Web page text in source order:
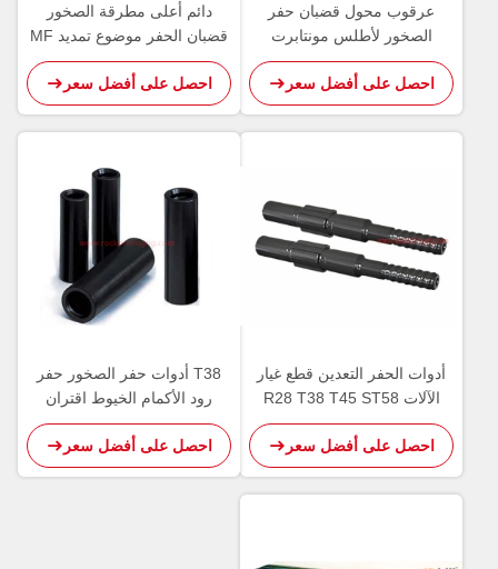
عرقوب محول قضبان حفر
الصخور لأطلس مونتابرت
Sandvik أداة الحفر
احصل على أفضل سعر
دائم أعلى مطرقة الصخور
قضبان الحفر موضوع تمديد MF
رود للتعدين / التفجير
احصل على أفضل سعر
أدوات الحفر التعدين قطع غيار
الآلات R28 T38 T45 ST58
عرقوب محول الكربون الصلب
احصل على أفضل سعر
T38 أدوات حفر الصخور حفر
رود الأكمام الخيوط اقتران
الأكمام اللون الأسود
احصل على أفضل سعر